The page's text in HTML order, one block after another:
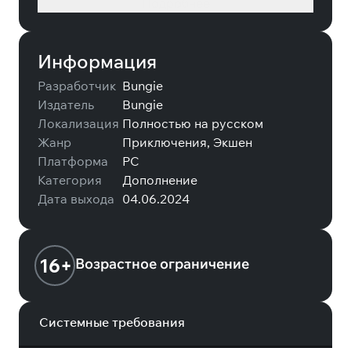
Информация
Разработчик Bungie
Издатель
Bungie
Локализация Полностью на русском
Жанр
Приключения, Экшен
Платформа
PC
Категория
Дополнение
Дата выхода 04.06.2024
16+ Возрастное ограничение
Системные требования